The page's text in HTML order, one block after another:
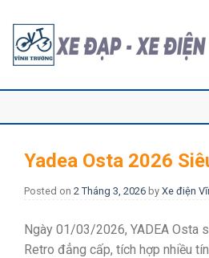
content
Yadea Osta 2026
Posted on 2 Tháng 3, 2026 by Xe điện
Ngày 01/03/2026, YADEA Osta
Retro đẳng cấp, tích hợp nhiều